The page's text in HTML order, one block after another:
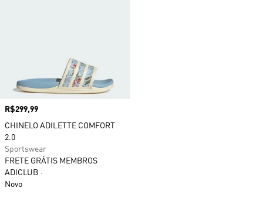
Preço
R$299,99
CHINELO ADILETTE COMFORT
2.0
Sportswear
FRETE GRÁTIS MEMBROS
ADICLUB
Novo